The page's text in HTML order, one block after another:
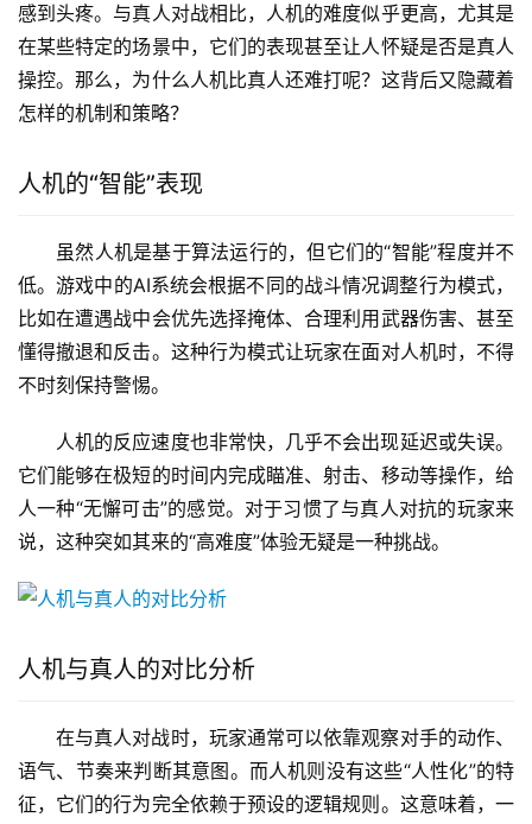
感到头疼。与真人对战相比，人机的难度似乎更高，尤其是
在某些特定的场景中，它们的表现甚至让人怀疑是否是真人
操控。那么，为什么人机比真人还难打呢？这背后又隐藏着
怎样的机制和策略？
人机的“智能”表现
虽然人机是基于算法运行的，但它们的“智能”程度并不
低。游戏中的AI系统会根据不同的战斗情况调整行为模式，
比如在遭遇战中会优先选择掩体、合理利用武器伤害、甚至
懂得撤退和反击。这种行为模式让玩家在面对人机时，不得
不时刻保持警惕。
人机的反应速度也非常快，几乎不会出现延迟或失误。
它们能够在极短的时间内完成瞄准、射击、移动等操作，给
人一种“无懈可击”的感觉。对于习惯了与真人对抗的玩家来
说，这种突如其来的“高难度”体验无疑是一种挑战。
人机与真人的对比分析
在与真人对战时，玩家通常可以依靠观察对手的动作、
语气、节奏来判断其意图。而人机则没有这些“人性化”的特
征，它们的行为完全依赖于预设的逻辑规则。这意味着，一